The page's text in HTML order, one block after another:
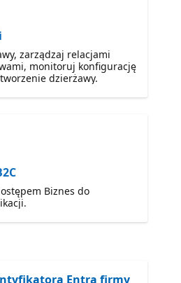
zarządzaj relacjami
monitoruj konfigurację
dzierżawy.
Biznes do
Entra firmy